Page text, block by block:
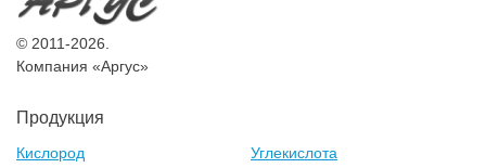
© 2011-2026.
Компания «Аргус»
Продукция
Кислород
Углекислота